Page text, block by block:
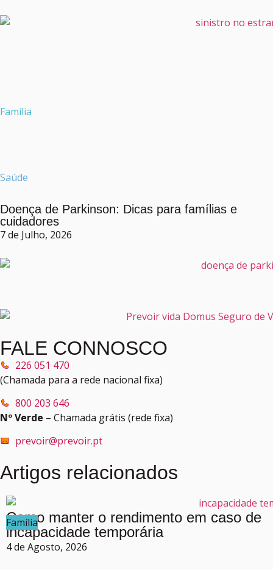
Família
Saúde
Doença de Parkinson: Dicas para famílias e
cuidadores
7 de Julho, 2026
FALE CONNOSCO
226 051 470
(Chamada para a rede nacional fixa)
800 203 646
Nº Verde – Chamada grátis (rede fixa)
prevoir@prevoir.pt
Artigos relacionados
Família
Como manter o rendimento em caso de
incapacidade temporária
4 de Agosto, 2026